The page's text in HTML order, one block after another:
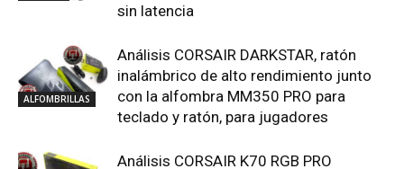
sin latencia
ALFOMBRILLAS
Análisis CORSAIR DARKSTAR, ratón
inalámbrico de alto rendimiento junto
con la alfombra MM350 PRO para
teclado y ratón, para jugadores
Análisis CORSAIR K70 RGB PRO